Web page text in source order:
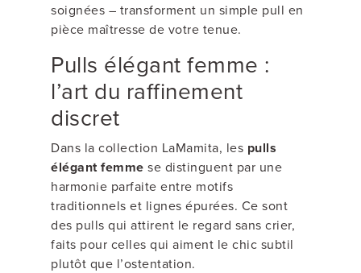
soignées – transforment un simple pull en
pièce maîtresse de votre tenue.
Pulls élégant femme :
l’art du raffinement
discret
Dans la collection LaMamita, les pulls
élégant femme se distinguent par une
harmonie parfaite entre motifs
traditionnels et lignes épurées. Ce sont
des pulls qui attirent le regard sans crier,
faits pour celles qui aiment le chic subtil
plutôt que l’ostentation.